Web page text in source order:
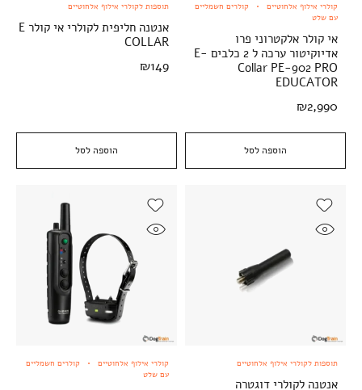
הוספה לסל
קולרי אילוף אלחוטיים
קולרים חשמליים
עם שלט
אי קולר אלקטרוני פרו
אדיוקיטור ערכה ל 2 כלבים E-
Collar PE-902 PRO
EDUCATOR
₪2,990
הוספה לסל
תוספות לקולרי אילוף אלחוטיים
אנטנה חליפית לקולרי אי קולר E
COLLAR
₪149
תוספות לקולרי אילוף אלחוטיים
אנטנה לקולרי דוגטרה
קולרי אילוף אלחוטיים
קולרים חשמליים
עם שלט